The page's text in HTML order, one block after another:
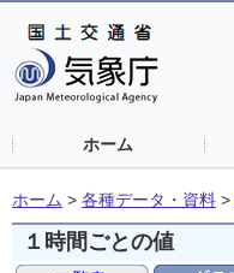
ホーム
ホーム > 各種データ・資料 >
１時間ごとの値